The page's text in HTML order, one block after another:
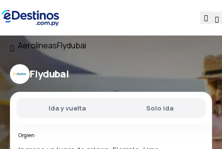
AerolíneasFlydubai
Flydubai
Ida y vuelta Solo ida
Orgien